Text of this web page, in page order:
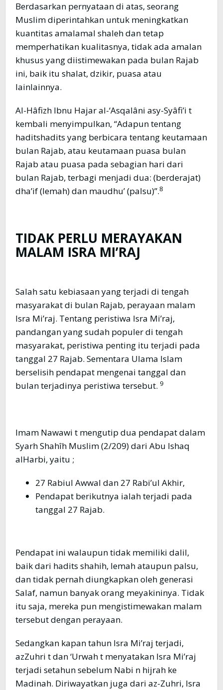
Berdasarkan pernyataan di atas, seorang
Muslim diperintahkan untuk meningkatkan
kuantitas amalamal shaleh dan tetap
memperhatikan kualitasnya, tidak ada amalan
khusus yang diistimewakan pada bulan Rajab
ini, baik itu shalat, dzikir, puasa atau
lainlainnya.
Al-Hâfizh Ibnu Hajar al-‘Asqalâni asy-Syâfi’i t
kembali menyimpulkan, “Adapun tentang
haditshadits yang berbicara tentang keutamaan
bulan Rajab, atau keutamaan puasa bulan
Rajab atau puasa pada sebagian hari dari
bulan Rajab, terbagi menjadi dua: (berderajat)
dha’if (lemah) dan maudhu’ (palsu)”.8
TIDAK PERLU MERAYAKAN
MALAM ISRA MI’RAJ
Salah satu kebiasaan yang terjadi di tengah
masyarakat di bulan Rajab, perayaan malam
Isra Mi’raj. Tentang peristiwa Isra Mi’raj,
pandangan yang sudah populer di tengah
masyarakat, peristiwa penting itu terjadi pada
tanggal 27 Rajab. Sementara Ulama Islam
berselisih pendapat mengenai tanggal dan
bulan terjadinya peristiwa tersebut. 9
Imam Nawawi t mengutip dua pendapat dalam
Syarh Shahîh Muslim (2/209) dari Abu Ishaq
alHarbi, yaitu ;
27 Rabiul Awwal dan 27 Rabi’ul Akhir,
Pendapat berikutnya ialah terjadi pada
tanggal 27 Rajab.
Pendapat ini walaupun tidak memiliki dalil,
baik dari hadits shahih, lemah ataupun palsu,
dan tidak pernah diungkapkan oleh generasi
Salaf, namun banyak orang meyakininya. Tidak
itu saja, mereka pun mengistimewakan malam
tersebut dengan perayaan.
Sedangkan kapan tahun Isra Mi’raj terjadi,
azZuhri t dan ‘Urwah t menyatakan Isra Mi’raj
terjadi setahun sebelum Nabi n hijrah ke
Madinah. Diriwayatkan juga dari az-Zuhri, Isra